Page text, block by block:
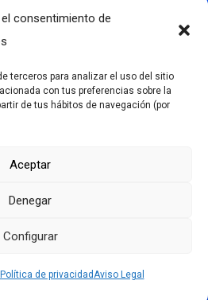
consentimiento de
terceros para analizar el uso del sitio
con tus preferencias sobre la
de tus hábitos de navegación (por
Aceptar
Denegar
Configurar
Política de privacidadAviso Legal
Contacto
España